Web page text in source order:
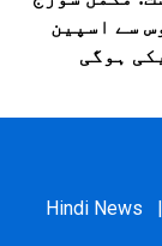
سے اسپین
ہوگی
Hindi News |